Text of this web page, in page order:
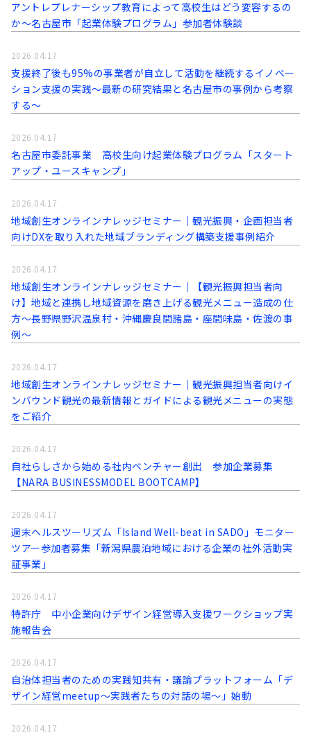
アントレプレナーシップ教育によって高校生はどう変容するの
か～名古屋市「起業体験プログラム」参加者体験談
支援終了後も95%の事業者が自立して活動を継続するイノベー
ション支援の実践～最新の研究結果と名古屋市の事例から考察
する〜
2026.04.17
名古屋市委託事業 高校生向け起業体験プログラム「スタート
アップ・ユースキャンプ」
2026.04.17
地域創生オンラインナレッジセミナー｜観光振興・企画担当者
向けDXを取り入れた地域ブランディング構築支援事例紹介
2026.04.17
地域創生オンラインナレッジセミナー｜【観光振興担当者向
け】地域と連携し地域資源を磨き上げる観光メニュー造成の仕
方～長野県野沢温泉村・沖縄慶良間諸島・座間味島・佐渡の事
例～
2026.04.17
地域創生オンラインナレッジセミナー｜観光振興担当者向けイ
ンバウンド観光の最新情報とガイドによる観光メニューの実態
をご紹介
2026.04.17
自社らしさから始める社内ベンチャー創出 参加企業募集
【NARA BUSINESSMODEL BOOTCAMP】
2026.04.17
週末ヘルスツーリズム「Island Well-beat in SADO」モニター
ツアー参加者募集「新潟県農泊地域における企業の社外活動実
証事業」
2026.04.17
特許庁 中小企業向けデザイン経営導入支援ワークショップ実
施報告会
2026.04.17
自治体担当者のための実践知共有・議論プラットフォーム「デ
ザイン経営meetup～実践者たちの対話の場～」始動
2026.04.17
2026.04.17